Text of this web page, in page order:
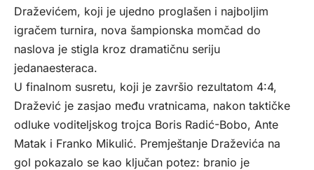
Draževićem, koji je ujedno proglašen i najboljim
igračem turnira, nova šampionska momčad do
naslova je stigla kroz dramatičnu seriju
jedanaesteraca.
U finalnom susretu, koji je završio rezultatom 4:4,
Dražević je zasjao među vratnicama, nakon taktičke
odluke voditeljskog trojca Boris Radić-Bobo, Ante
Matak i Franko Mikulić. Premještanje Draževića na
gol pokazalo se kao ključan potez: branio je